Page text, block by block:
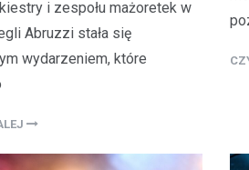
i zespołu mażoretek w
Abruzzi stała się
wydarzeniem, które